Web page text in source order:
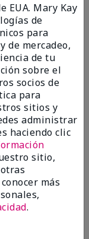
EUA. Mary Kay
de
para
de mercadeo,
de tu
sobre el
socios de
para
sitios y
administrar
haciendo clic
sitio,
más
.